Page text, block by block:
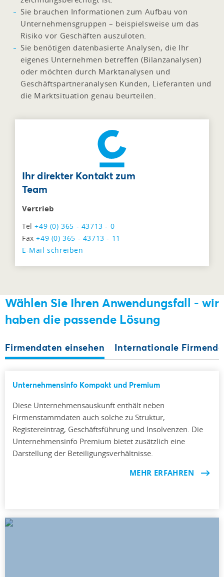
Sie brauchen Informationen zum Aufbau von
Unternehmensgruppen – beispielsweise um das
Risiko vor Geschäften auszuloten.
Sie benötigen datenbasierte Analysen, die Ihr
eigenes Unternehmen betreffen (Bilanzanalysen)
oder möchten durch Marktanalysen und
Geschäftspartneranalysen Kunden, Lieferanten und
die Marktsituation genau beurteilen.
Ihr direkter Kontakt zum
Team
Vertrieb
Tel+49 (0) 365 - 43713 - 0
Fax+49 (0) 365 - 43713 - 11
E-Mail schreiben
Wählen Sie Ihren Anwendungsfall - wir
haben die passende Lösung
Firmendaten einsehen Internationale
Unternehmensinfo Kompakt und Premium
Diese Unternehmensauskunft enthält neben
Firmenstammdaten auch solche zu Struktur,
Registereintrag, Geschäftsführung und Insolvenzen. Die
Unternehmensinfo Premium bietet zusätzlich eine
Darstellung der Beteiligungsverhältnisse.
MEHR ERFAHREN